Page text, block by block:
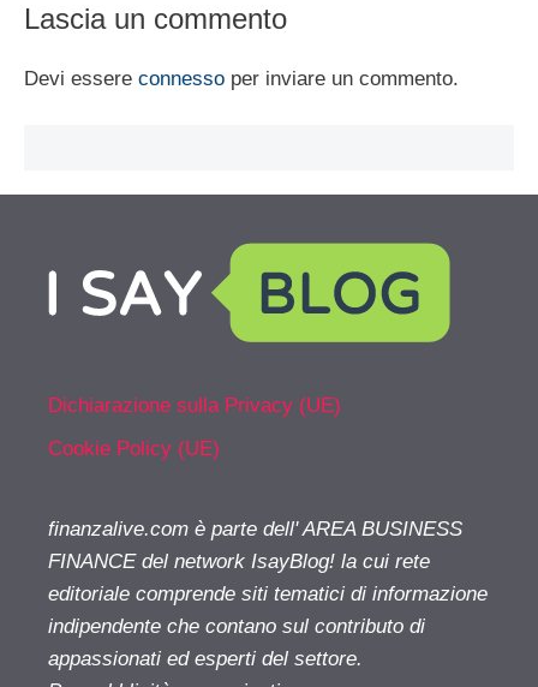
Lascia un commento
Devi essere connesso per inviare un commento.
Dichiarazione sulla Privacy (UE)
Cookie Policy (UE)
finanzalive.com è parte dell' AREA BUSINESS
FINANCE del network IsayBlog! la cui rete
editoriale comprende siti tematici di informazione
indipendente che contano sul contributo di
appassionati ed esperti del settore.